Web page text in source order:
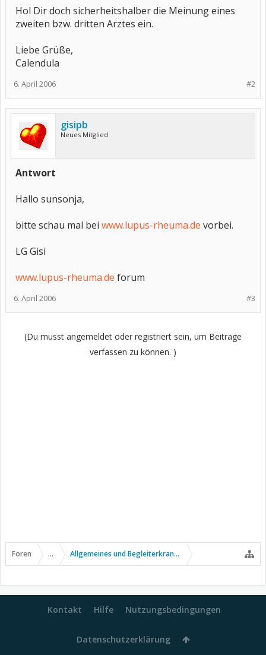
Hol Dir doch sicherheitshalber die Meinung eines
zweiten bzw. dritten Arztes ein.
Liebe Grüße,
Calendula
#2
6. April 2006
gisipb
Neues Mitglied
Antwort
Hallo sunsonja,
bitte schau mal bei www.lupus-rheuma.de vorbei.
LG Gisi
www.lupus-rheuma.de forum
#3
6. April 2006
(Du musst angemeldet oder registriert sein, um Beiträge
verfassen zu können. )
Foren ... Allgemeines und Begleiterkrankungen
Kontakt Hilfe Nutzungsbedingungen
Datenschutzerklärung